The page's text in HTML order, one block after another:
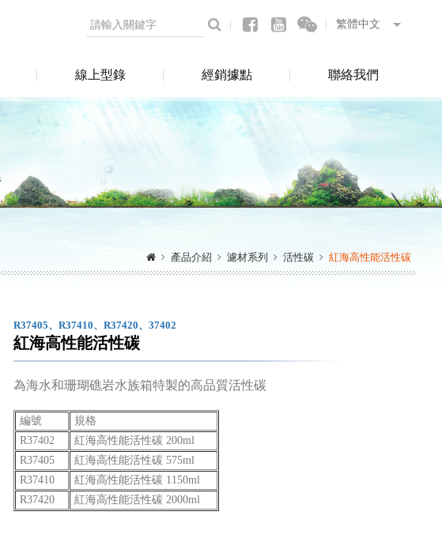
線上型錄 經銷據點 聯絡我們
產品介紹 濾材系列 活性碳 紅海高性能活性碳
R37405、R37410、R37420、37402
紅海高性能活性碳
為海水和珊瑚礁岩水族箱特製的高品質活性碳
編號
規格
R37402
紅海高性能活性碳 200ml
R37405
紅海高性能活性碳 575ml
R37410
紅海高性能活性碳 1150ml
R37420
紅海高性能活性碳 2000ml